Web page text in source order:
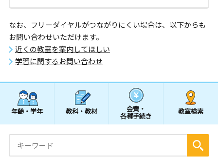
なお、フリーダイヤルがつながりにくい場合は、以下からも
お問い合わせいただけます。
近くの教室を案内してほしい
学習に関するお問い合わせ
年齢・学年 教科・教材 会費・
各種手続き
教室検索